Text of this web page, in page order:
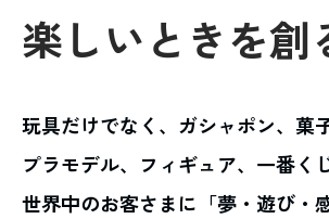
楽しいときを創
玩具だけでなく、ガシャポン、菓
プラモデル、フィギュア、一番く
世界中のお客さまに「夢・遊び・